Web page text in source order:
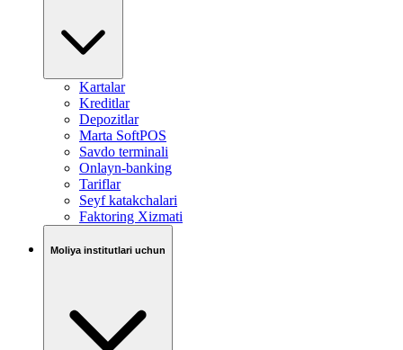
Kartalar
Kreditlar
Depozitlar
Marta SoftPOS
Savdo terminali
Onlayn-banking
Tariflar
Seyf katakchalari
Faktoring Xizmati
Moliya institutlari uchun